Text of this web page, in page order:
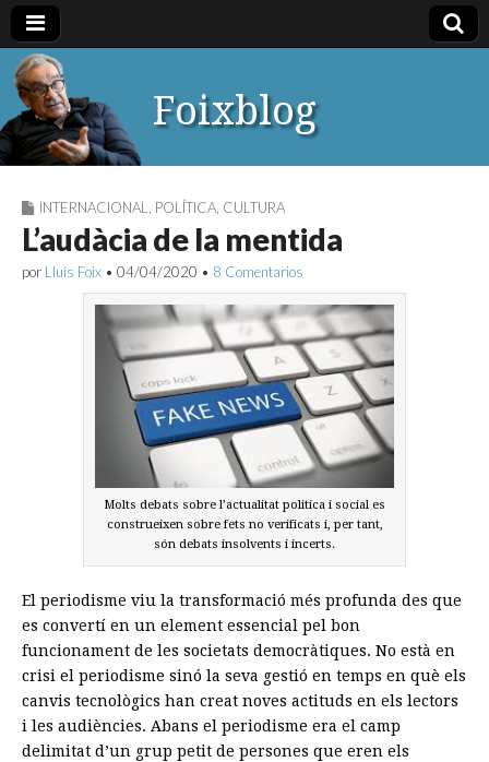
Foixblog
INTERNACIONAL POLÍTICA CULTURA
L’audàcia de la mentida
por Lluís Foix • 04/04/2020 • 8 Comentarios
Molts debats sobre l’actualitat politica i social es
construeixen sobre fets no verificats i, per tant,
són debats insolvents i incerts.
El periodisme viu la transformació més profunda des que
es convertí en un element essencial pel bon
funcionament de les societats democràtiques. No està en
crisi el periodisme sinó la seva gestió en temps en què els
canvis tecnològics han creat noves actituds en els lectors
i les audiències. Abans el periodisme era el camp
delimitat d’un grup petit de persones que eren els